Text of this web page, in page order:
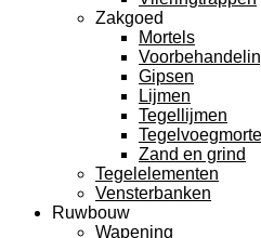
Zakgoed
Mortels
Gipsen
Lijmen
Tegellijmen
Tegelvoegmortel
Zand en grind
Tegelelementen
Vensterbanken
Ruwbouw
Wapening